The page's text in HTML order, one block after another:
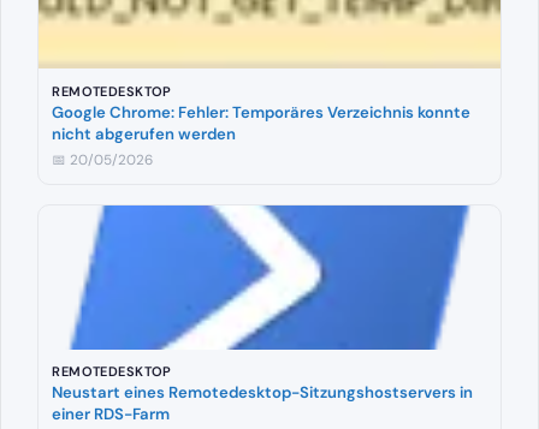
REMOTEDESKTOP
Google Chrome: Fehler: Temporäres Verzeichnis konnte
nicht abgerufen werden
📅 20/05/2026
REMOTEDESKTOP
Neustart eines Remotedesktop-Sitzungshostservers in
einer RDS-Farm